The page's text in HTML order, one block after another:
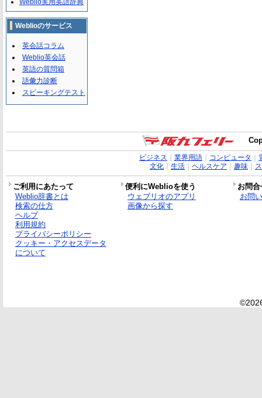
Weblio実用英語辞典
Weblioのサービス
英会話コラム
Weblio英会話
英語の質問箱
語彙力診断
スピーキングテスト
ビジネス 業界用語｜ コンピュータ
文化｜ 生活｜ ヘルスケア 趣味｜
ご利用にあたって 便利にWeblioを使う
お問
Weblio辞書とは
検索の仕方
ヘルプ
利用規約
プライバシーポリシー
クッキー・アクセスデータ
について
ウェブリオのアプリ
画像から探す
お問